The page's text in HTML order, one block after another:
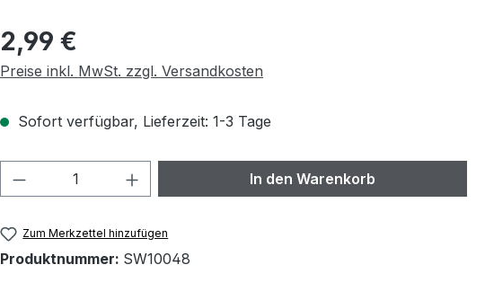
Regulärer Preis:
2,99 €
Preise inkl. MwSt. zzgl. Versandkosten
Sofort verfügbar, Lieferzeit: 1-3 Tage
Produkt Anzahl: Gib den gewünschten Wert
In den Warenkorb
Zum Merkzettel hinzufügen
Produktnummer: SW10048